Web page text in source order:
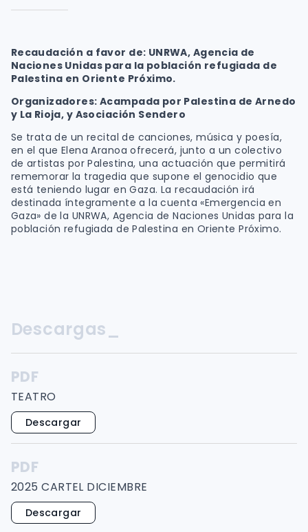
Recaudación a favor de: UNRWA, Agencia de
Naciones Unidas para la población refugiada de
Palestina en Oriente Próximo.
Organizadores: Acampada por Palestina de Arnedo
y La Rioja, y Asociación Sendero
Se trata de un recital de canciones, música y poesía,
en el que Elena Aranoa ofrecerá, junto a un colectivo
de artistas por Palestina, una actuación que permitirá
rememorar la tragedia que supone el genocidio que
está teniendo lugar en Gaza. La recaudación irá
destinada íntegramente a la cuenta «Emergencia en
Gaza» de la UNRWA, Agencia de Naciones Unidas para la
población refugiada de Palestina en Oriente Próximo.
Descargas_
PDF
TEATRO
Descargar
PDF
2025 CARTEL DICIEMBRE
Descargar